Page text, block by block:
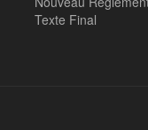
Texte Final